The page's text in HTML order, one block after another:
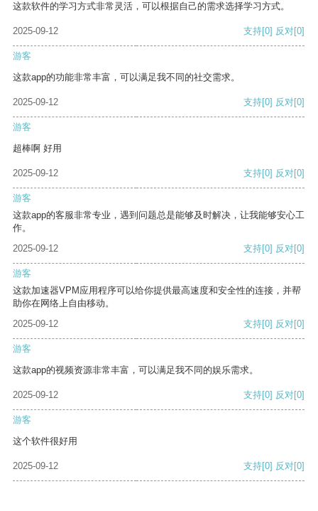
这款软件的学习方式非常灵活，可以根据自己的需求选择学习方式。
2025-09-12 支持[0] 反对[0]
游客
这款app的功能非常丰富，可以满足我不同的社交需求。
2025-09-12 支持[0] 反对[0]
游客
超棒啊 好用
2025-09-12 支持[0] 反对[0]
游客
这款app的客服非常专业，遇到问题总是能够及时解决，让我能够安心工
作。
2025-09-12
支持[0] 反对[0]
游客
这款加速器VPM应用程序可以给你提供最高速度和安全性的连接，并帮
助你在网络上自由移动。
2025-09-12
支持[0] 反对[0]
游客
这款app的视频资源非常丰富，可以满足我不同的娱乐需求。
2025-09-12 支持[0] 反对[0]
游客
这个软件很好用
2025-09-12 支持[0] 反对[0]